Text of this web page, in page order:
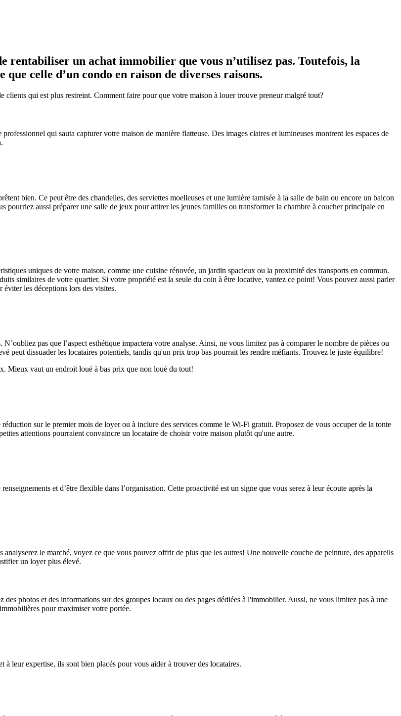
un achat immobilier que vous n’utilisez pas. Toutefois, la
celle d’un condo en raison de diverses raisons.
qui est plus restreint. Comment faire pour que votre maison à louer trouve preneur malgré tout?
qui sauta capturer votre maison de manière flatteuse. Des images claires et lumineuses montrent les espaces de
bien. Ce peut être des chandelles, des serviettes moelleuses et une lumière tamisée à la salle de bain ou encore un balcon
aussi préparer une salle de jeux pour attirer les jeunes familles ou transformer la chambre à coucher principale en
uniques de votre maison, comme une cuisine rénovée, un jardin spacieux ou la proximité des transports en commun.
similaires de votre quartier. Si votre propriété est la seule du coin à être locative, vantez ce point! Vous pouvez aussi parler
éviter les déceptions lors des visites.
pas que l’aspect esthétique impactera votre analyse. Ainsi, ne vous limitez pas à comparer le nombre de pièces ou
peut dissuader les locataires potentiels, tandis qu'un prix trop bas pourrait les rendre méfiants. Trouvez le juste équilibre!
Mieux vaut un endroit loué à bas prix que non loué du tout!
sur le premier mois de loyer ou à inclure des services comme le Wi-Fi gratuit. Proposez de vous occuper de la tonte
attentions pourraient convaincre un locataire de choisir votre maison plutôt qu'une autre.
et d’être flexible dans l’organisation. Cette proactivité est un signe que vous serez à leur écoute après la
le marché, voyez ce que vous pouvez offrir de plus que les autres! Une nouvelle couche de peinture, des appareils
un loyer plus élevé.
photos et des informations sur des groupes locaux ou des pages dédiées à l'immobilier. Aussi, ne vous limitez pas à une
pour maximiser votre portée.
à leur expertise, ils sont bien placés pour vous aider à trouver des locataires.